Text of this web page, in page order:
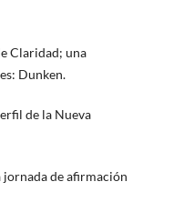
Claridad; una
Dunken.
de la Nueva
jornada de afirmación